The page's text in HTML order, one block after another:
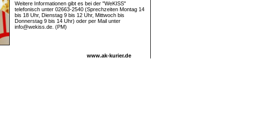
Weitere Informationen gibt es bei der "WeKISS"
telefonisch unter 02663-2540 (Sprechzeiten Montag 14
bis 18 Uhr, Dienstag 9 bis 12 Uhr, Mittwoch bis
Donnerstag 9 bis 14 Uhr) oder per Mail unter
info@wekiss.de. (PM)
www.ak-kurier.de